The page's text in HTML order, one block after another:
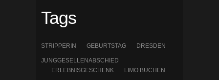
Tags
STRIPPERIN GEBURTSTAG DRESDEN
JUNGGESELLENABSCHIED
ERLEBNISGESCHENK
LIMO BUCHEN